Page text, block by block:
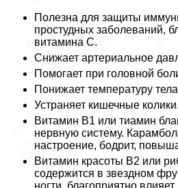
Полезна для защиты
простудных заболеваний,
витамина С.
Снижает артериальное
Помогает при головной
Понижает температуру
Устраняет кишечные
Витамин В1 или тиамин
нервную систему.
настроение, бодрит,
Витамин красоты В2 или
содержится в звездном